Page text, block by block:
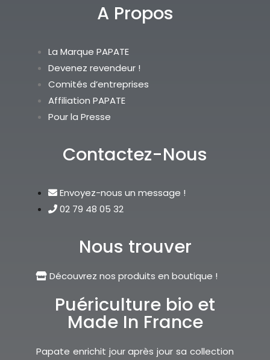
A Propos
La Marque PAPATE
Devenez revendeur !
Comités d’entreprises
Affiliation PAPATE
Pour la Presse
Contactez-Nous
Envoyez-nous un message !
02 79 48 05 32
Nous trouver
Découvrez nos produits en boutique !
Puériculture bio et
Made In France
Papate enrichit jour après jour sa collection